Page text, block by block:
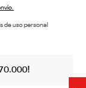
de uso personal
70.000!